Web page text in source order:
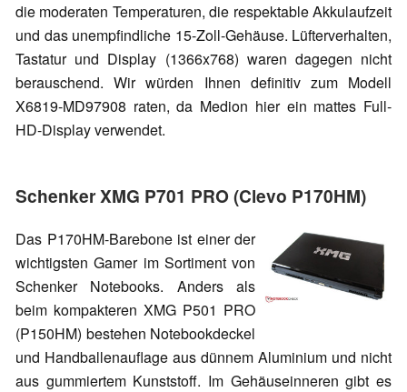
die moderaten Temperaturen, die respektable Akkulaufzeit
und das unempfindliche 15-Zoll-Gehäuse. Lüfterverhalten,
Tastatur und Display (1366x768) waren dagegen nicht
berauschend. Wir würden Ihnen definitiv zum Modell
X6819-MD97908 raten, da Medion hier ein mattes Full-
HD-Display verwendet.
Schenker XMG P701 PRO (Clevo P170HM)
Das P170HM-Barebone ist einer der
wichtigsten Gamer im Sortiment von
Schenker Notebooks. Anders als
beim kompakteren XMG P501 PRO
(P150HM) bestehen Notebookdeckel
und Handballenauflage aus dünnem Aluminium und nicht
aus gummiertem Kunststoff. Im Gehäuseinneren gibt es